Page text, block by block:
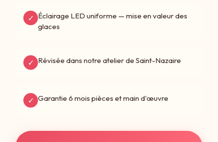
✓ Éclairage LED uniforme — mise en valeur des
glaces
✓ Révisée dans notre atelier de Saint-Nazaire
✓ Garantie 6 mois pièces et main d'œuvre